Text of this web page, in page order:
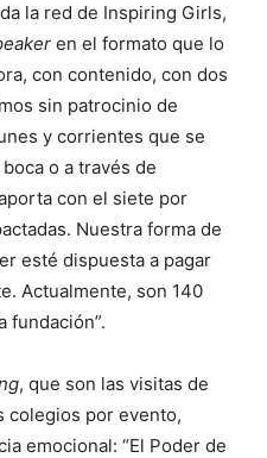
la red de Inspiring Girls,
en el formato que lo
con contenido, con dos
sin patrocinio de
y corrientes que se
o a través de
con el siete por
Nuestra forma de
esté dispuesta a pagar
Actualmente, son 140
fundación”.
, que son las visitas de
colegios por evento,
emocional: “El Poder de